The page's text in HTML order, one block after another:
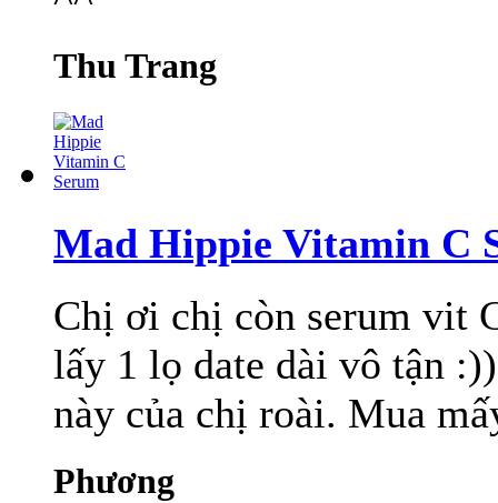
Thu Trang
Mad Hippie Vitamin C
Chị ơi chị còn serum vit
lấy 1 lọ date dài vô tận
này của chị roài. Mua
Phương